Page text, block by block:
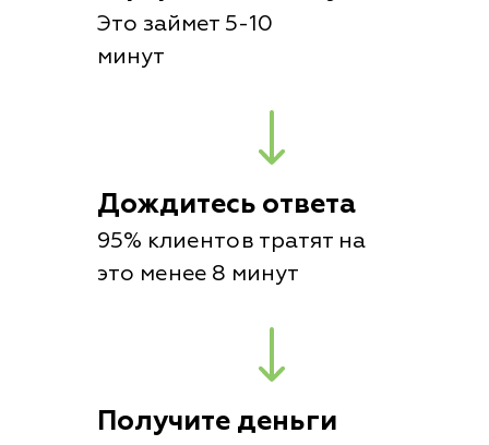
Это займет 5-10
минут
Дождитесь ответа
95% клиентов тратят на
это менее 8 минут
Получите деньги